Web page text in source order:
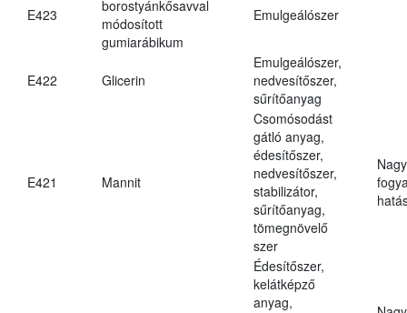
E423
borostyánkősavval
módosított
gumiarábikum
Emulgeálószer
E422 Glicerin
Emulgeálószer,
nedvesítőszer,
sűrítőanyag
E421 Mannit
Csomósodást
gátló anyag,
édesítőszer,
nedvesítőszer,
stabilizátor,
sűrítőanyag,
tömegnövelő
szer
Édesítőszer,
kelátképző
anyag,